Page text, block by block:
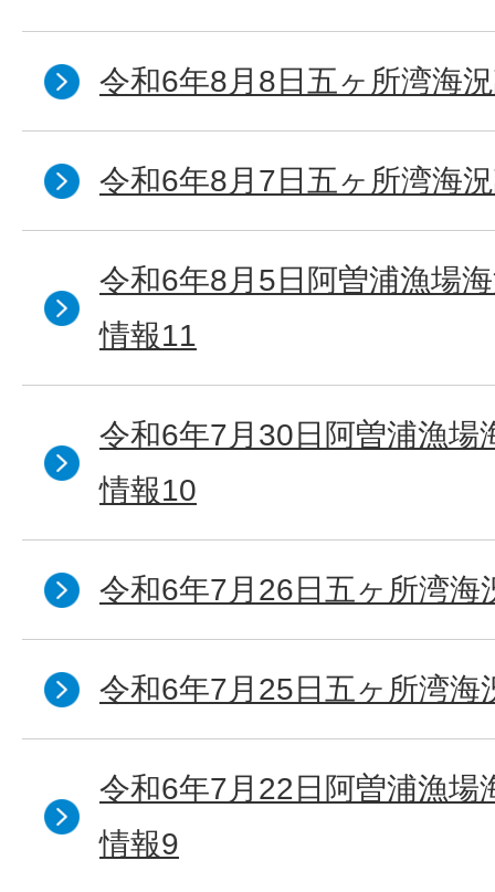
令和6年8月8日五ヶ所湾海
令和6年8月7日五ヶ所湾海
令和6年8月5日阿曽浦漁場
情報11
令和6年7月30日阿曽浦漁場
情報10
令和6年7月26日五ヶ所湾海
令和6年7月25日五ヶ所湾海
令和6年7月22日阿曽浦漁場
情報9